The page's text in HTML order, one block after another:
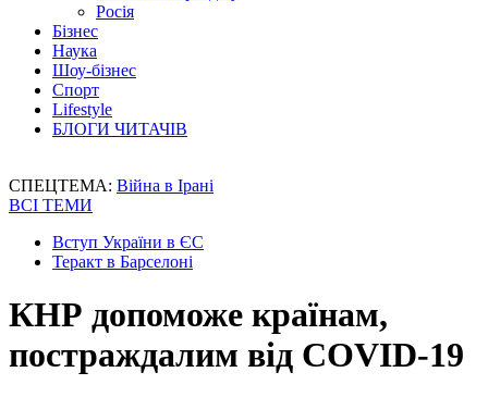
Росія
Бізнес
Наука
Шоу-бізнес
Спорт
Lifestyle
БЛОГИ ЧИТАЧІВ
СПЕЦТЕМА: Війна в Ірані
ВСІ ТЕМИ
Вступ України в ЄС
Теракт в Барселоні
КНР допоможе країнам,
постраждалим від COVID-19